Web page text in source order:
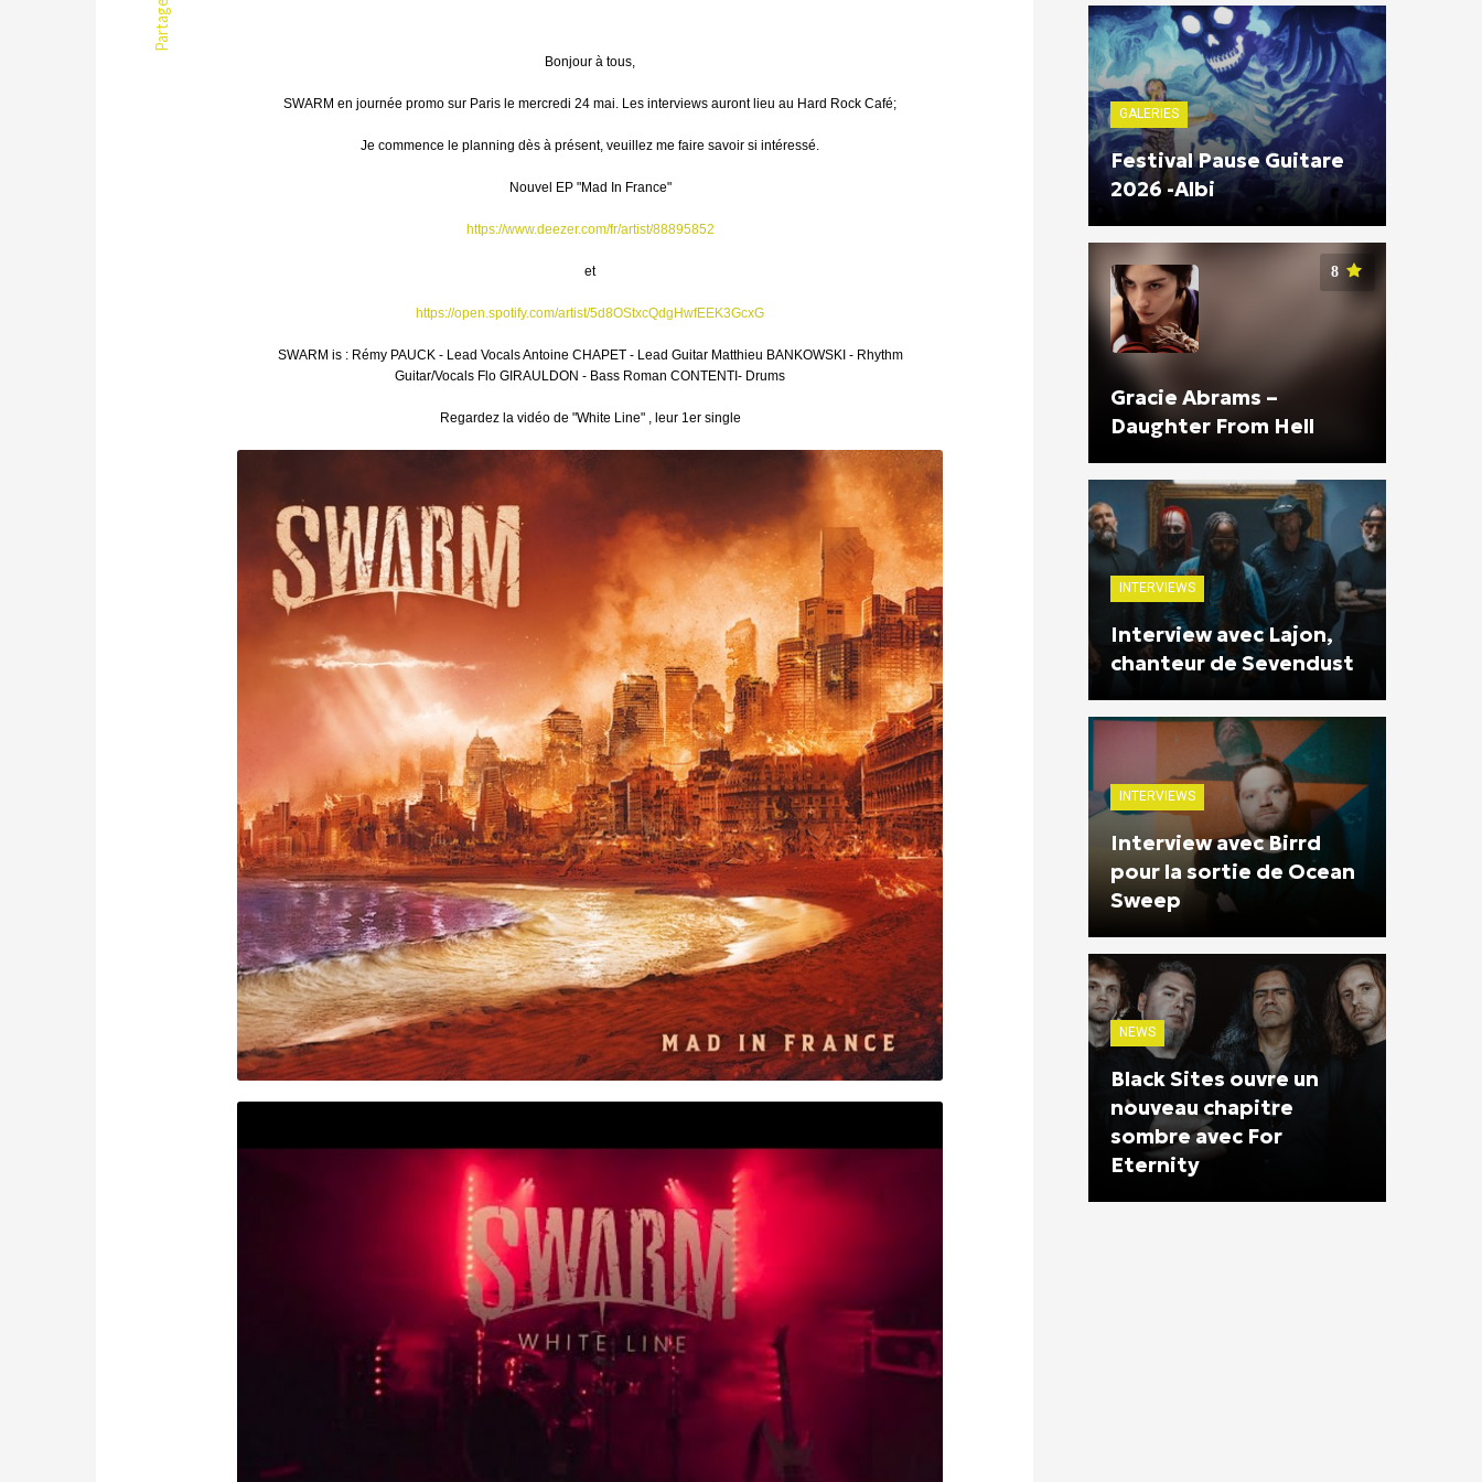
Partager
Bonjour à tous,
SWARM en journée promo sur Paris le mercredi 24 mai. Les interviews auront lieu au Hard Rock Café;
Je commence le planning dès à présent, veuillez me faire savoir si intéressé.
Nouvel EP "Mad In France"
https://www.deezer.com/fr/artist/88895852
et
https://open.spotify.com/artist/5d8OStxcQdgHwfEEK3GcxG
SWARM is : Rémy PAUCK - Lead Vocals Antoine CHAPET - Lead Guitar Matthieu BANKOWSKI - Rhythm
Guitar/Vocals Flo GIRAULDON - Bass Roman CONTENTI- Drums
Regardez la vidéo de "White Line" , leur 1er single
GALERIES
Festival Pause Guitare
2026 -Albi
8
Gracie Abrams –
Daughter From Hell
INTERVIEWS
Interview avec Lajon,
chanteur de Sevendust
INTERVIEWS
Interview avec Birrd
pour la sortie de Ocean
Sweep
NEWS
Black Sites ouvre un
nouveau chapitre
sombre avec For
Eternity